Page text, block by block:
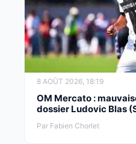
8 AOÛT 2026, 18:19
OM Mercato :
dossier Ludovic Blas
Par Fabien Chorlet